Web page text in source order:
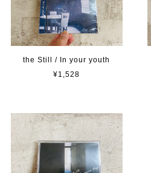
the Still / In your youth
¥1,528